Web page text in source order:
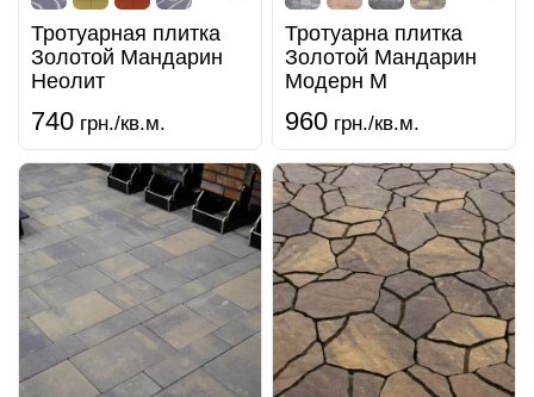
Тротуарная плитка
Золотой Мандарин
Неолит
740 грн./кв.м.
Тротуарна плитка
Золотой Мандарин
Модерн М
960 грн./кв.м.